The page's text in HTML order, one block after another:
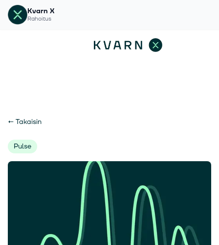
Kvarn X
Rahoitus
← Takaisin
Pulse